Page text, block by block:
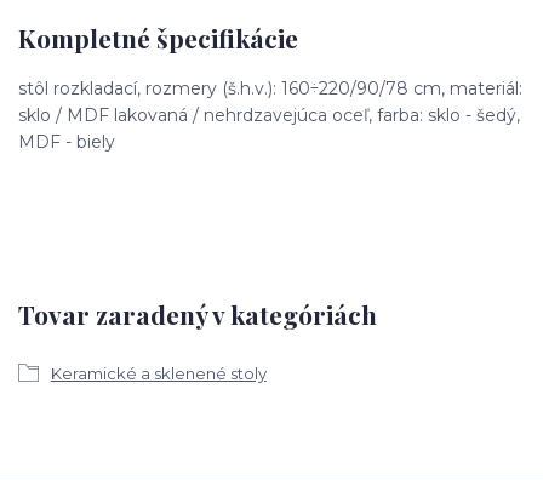
Kompletné špecifikácie
stôl rozkladací, rozmery (š.h.v.): 160÷220/90/78 cm, materiál:
sklo / MDF lakovaná / nehrdzavejúca oceľ, farba: sklo - šedý,
MDF - biely
Tovar zaradený v kategóriách
Keramické a sklenené stoly